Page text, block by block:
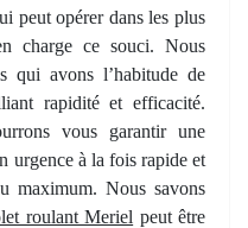
peut opérer dans les plus
charge ce souci. Nous
qui avons l’habitude de
rapidité et efficacité.
vous garantir une
urgence à la fois rapide et
maximum. Nous savons
roulant Meriel peut être